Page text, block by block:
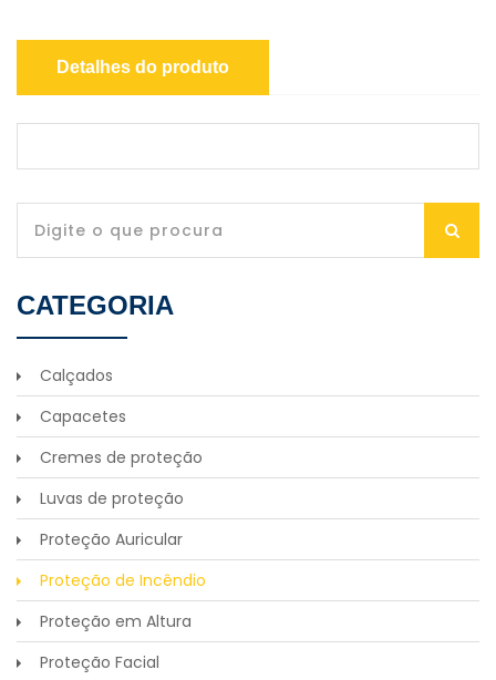
Detalhes do produto
CATEGORIA
Calçados
Capacetes
Cremes de proteção
Luvas de proteção
Proteção Auricular
Proteção de Incêndio
Proteção em Altura
Proteção Facial